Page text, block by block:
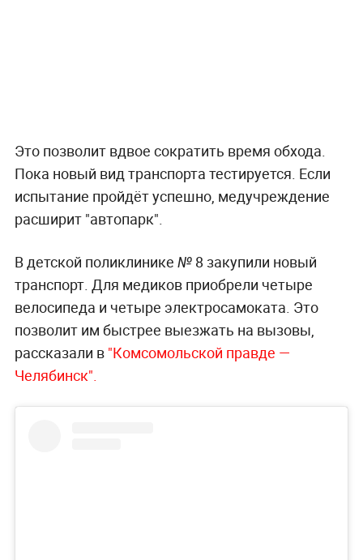
Это позволит вдвое сократить время обхода.
Пока новый вид транспорта тестируется. Если
испытание пройдёт успешно, медучреждение
расширит "автопарк".
В детской поликлинике № 8 закупили новый
транспорт. Для медиков приобрели четыре
велосипеда и четыре электросамоката. Это
позволит им быстрее выезжать на вызовы,
рассказали в "Комсомольской правде —
Челябинск".